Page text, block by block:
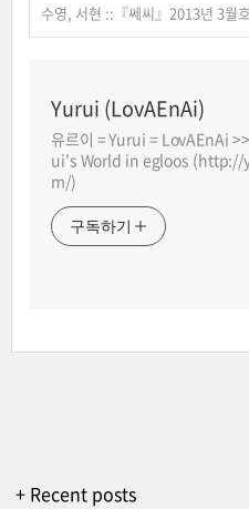
수영, 서현 ::『쎄씨』2013년 3월
Yurui (LovAEnAi)
유르이 = Yurui = LovAEnAi
ui's World in egloos
m/)
구독하기
+ Recent posts